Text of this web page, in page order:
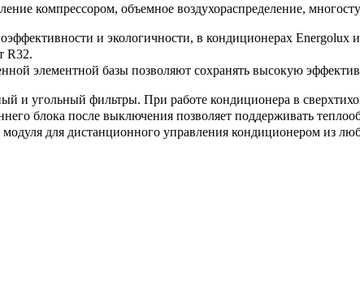
компрессором, объемное воздухораспределение,
и экологичности, в кондиционерах
R32.
элементной базы позволяют сохранять высокую
и угольный фильтры. При работе кондиционера в
блока после выключения позволяет поддерживать
для дистанционного управления кондиционером из